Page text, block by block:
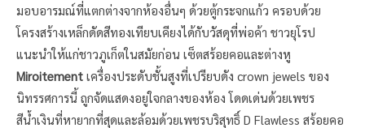
มอบอารมณ์ที่แตกต่างจากห้องอื่นๆ ด้วยตู้กระจกแก้ว ครอบด้วย
โครงสร้างเหล็กดัดสีทองเทียบเคียงได้กับวัสดุที่พ่อค้า ชาวยุโรป
แนะนำให้แก่ชาวภูเก็ตในสมัยก่อน เซ็ตสร้อยคอและต่างหู
Miroitement เครื่องประดับชั้นสูงที่เปรียบดัง crown jewels ของ
นิทรรศการนี้ ถูกจัดแสดงอยู่ใจกลางของห้อง โดดเด่นด้วยเพชร
สีน้ำเงินที่หายากที่สุดและล้อมด้วยเพชรบริสุทธิ์ D Flawless สร้อยคอ